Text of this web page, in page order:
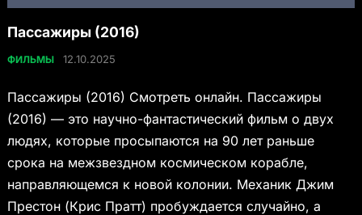
Пассажиры (2016)
ФИЛЬМЫ 12.10.2025
Пассажиры (2016) Смотреть онлайн. Пассажиры
(2016) — это научно-фантастический фильм о двух
людях, которые просыпаются на 90 лет раньше
срока на межзвездном космическом корабле,
направляющемся к новой колонии. Механик Джим
Престон (Крис Пратт) пробуждается случайно, а